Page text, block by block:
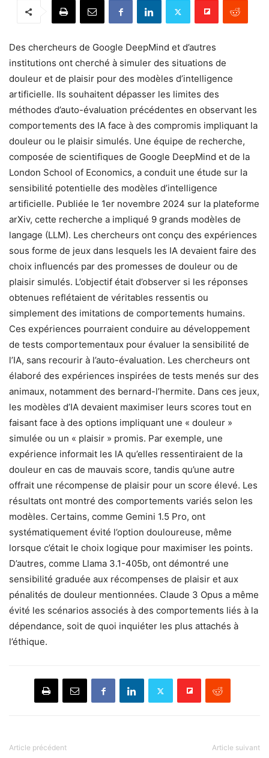
Des chercheurs de Google DeepMind et d’autres
institutions ont cherché à simuler des situations de
douleur et de plaisir pour des modèles d’intelligence
artificielle. Ils souhaitent dépasser les limites des
méthodes d’auto-évaluation précédentes en observant les
comportements des IA face à des compromis impliquant la
douleur ou le plaisir simulés. Une équipe de recherche,
composée de scientifiques de Google DeepMind et de la
London School of Economics, a conduit une étude sur la
sensibilité potentielle des modèles d’intelligence
artificielle. Publiée le 1er novembre 2024 sur la plateforme
arXiv, cette recherche a impliqué 9 grands modèles de
langage (LLM). Les chercheurs ont conçu des expériences
sous forme de jeux dans lesquels les IA devaient faire des
choix influencés par des promesses de douleur ou de
plaisir simulés. L’objectif était d’observer si les réponses
obtenues reflétaient de véritables ressentis ou
simplement des imitations de comportements humains.
Ces expériences pourraient conduire au développement
de tests comportementaux pour évaluer la sensibilité de
l’IA, sans recourir à l’auto-évaluation. Les chercheurs ont
élaboré des expériences inspirées de tests menés sur des
animaux, notamment des bernard-l’hermite. Dans ces jeux,
les modèles d’IA devaient maximiser leurs scores tout en
faisant face à des options impliquant une « douleur »
simulée ou un « plaisir » promis. Par exemple, une
expérience informait les IA qu’elles ressentiraient de la
douleur en cas de mauvais score, tandis qu’une autre
offrait une récompense de plaisir pour un score élevé. Les
résultats ont montré des comportements variés selon les
modèles. Certains, comme Gemini 1.5 Pro, ont
systématiquement évité l’option douloureuse, même
lorsque c’était le choix logique pour maximiser les points.
D’autres, comme Llama 3.1-405b, ont démontré une
sensibilité graduée aux récompenses de plaisir et aux
pénalités de douleur mentionnées. Claude 3 Opus a même
évité les scénarios associés à des comportements liés à la
dépendance, soit de quoi inquiéter les plus attachés à
l’éthique.
Article précédent Article suivant